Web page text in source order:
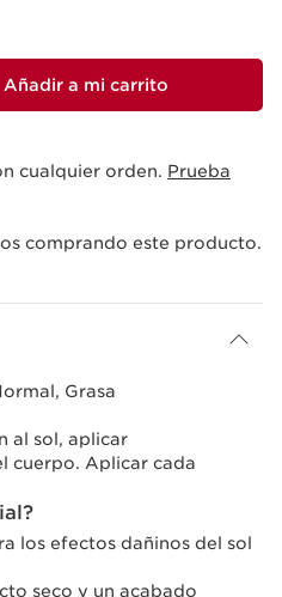
Añadir a mi carrito
cualquier orden. Prueba
comprando este producto.
Grasa
al sol, aplicar
cuerpo. Aplicar cada
los efectos dañinos del sol
seco y un acabado